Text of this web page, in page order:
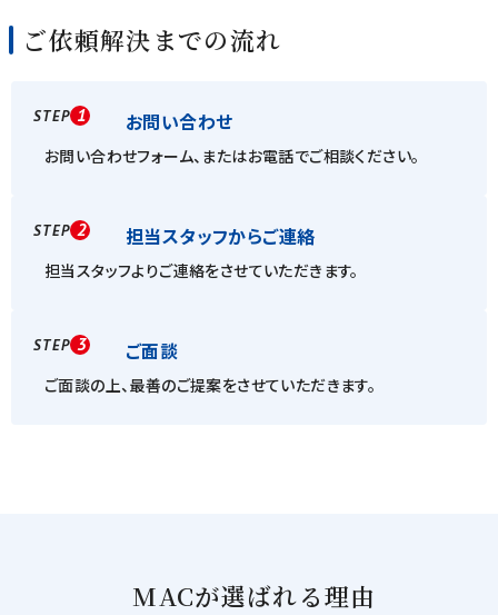
ご依頼解決までの流れ
STEP 1 お問い合わせ
お問い合わせフォーム、またはお電話でご相談ください。
STEP 2 担当スタッフからご連絡
担当スタッフよりご連絡をさせていただきます。
STEP 3 ご面談
ご面談の上、最善のご提案をさせていただきます。
MACが選ばれる理由